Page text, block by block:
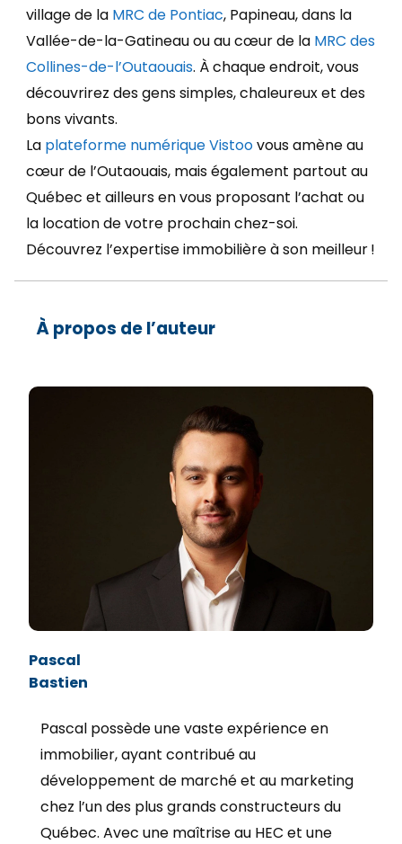
village de la MRC de Pontiac, Papineau, dans la
Vallée-de-la-Gatineau ou au cœur de la MRC des
Collines-de-l’Outaouais. À chaque endroit, vous
découvrirez des gens simples, chaleureux et des
bons vivants.
La plateforme numérique Vistoovous amène au
cœur de l’Outaouais, mais également partout au
Québec et ailleurs en vous proposant l’achat ou
la location de votre prochain chez-soi.
Découvrez l’expertise immobilière à son meilleur !
À propos de l’auteur
Pascal
Bastien
Pascal possède une vaste expérience en
immobilier, ayant contribué au
développement de marché et au marketing
chez l’un des plus grands constructeurs du
Québec. Avec une maîtrise au HEC et une